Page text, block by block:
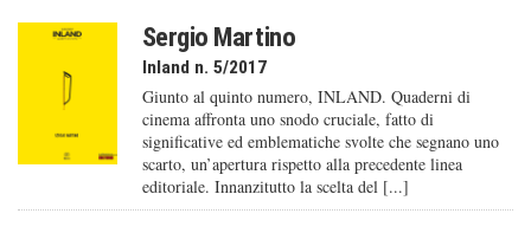
Sergio Martino
Inland n. 5/2017
Giunto al quinto numero, INLAND. Quaderni di
cinema affronta uno snodo cruciale, fatto di
significative ed emblematiche svolte che segnano uno
scarto, un’apertura rispetto alla precedente linea
editoriale. Innanzitutto la scelta del [...]